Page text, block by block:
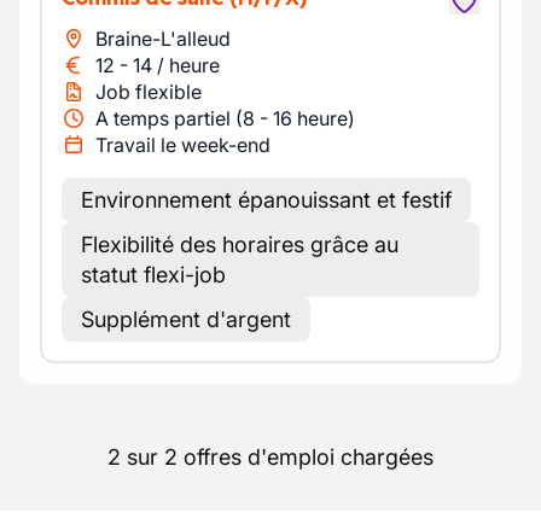
Braine-L'alleud
12 - 14 / heure
Job flexible
A temps partiel (8 - 16 heure)
Travail le week-end
Environnement épanouissant et festif
Flexibilité des horaires grâce au
statut flexi-job
Supplément d'argent
2 sur 2 offres d'emploi chargées